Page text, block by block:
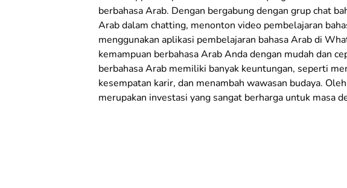
berbahasa Arab. Dengan bergabung dengan grup chat
Arab dalam chatting, menonton video pembelajaran
menggunakan aplikasi pembelajaran bahasa Arab di
kemampuan berbahasa Arab Anda dengan mudah dan
berbahasa Arab memiliki banyak keuntungan, seperti
kesempatan karir, dan menambah wawasan budaya.
merupakan investasi yang sangat berharga untuk masa